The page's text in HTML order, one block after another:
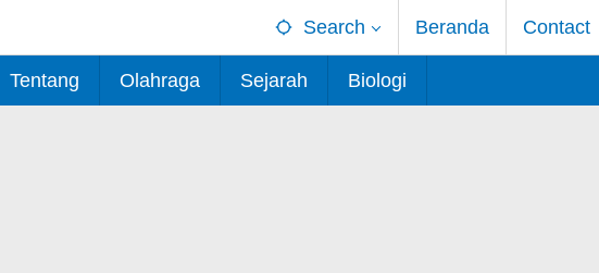
Search Beranda Contact
Tentang Olahraga Sejarah Biologi